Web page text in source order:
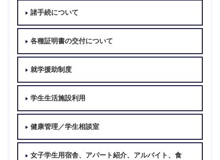
諸手続について
各種証明書の交付について
就学援助制度
学生生活施設利用
健康管理／学生相談室
女子学生用宿舎、アパート紹介、アルバイト、食